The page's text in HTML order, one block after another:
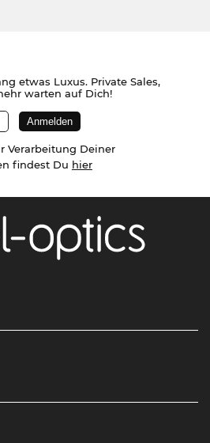
etwas Luxus. Private Sales,
warten auf Dich!
Verarbeitung Deiner
findest Du hier